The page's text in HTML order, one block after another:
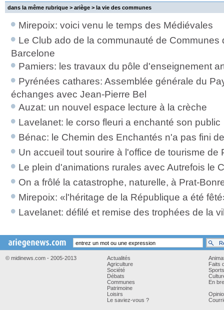
dans la même rubrique > ariège > la vie des communes
Mirepoix: voici venu le temps des Médiévales
Le Club ado de la communauté de
Barcelone
Pamiers: les travaux du pôle d'enseignement
Pyrénées cathares: Assemblée générale du
échanges avec Jean-Pierre Bel
Auzat: un nouvel espace lecture à la crèche
Lavelanet: le corso fleuri a enchanté son public
Bénac: le Chemin des Enchantés n'a pas fini
Un accueil tout sourire à l'office de tourisme de
Le plein d'animations rurales avec Autrefois le
On a frôlé la catastrophe, naturelle, à Prat-
Mirepoix: «l'héritage de la République a été
Lavelanet: défilé et remise des trophées de la
© midinews.com - 2005-2013
Actualités
Agriculture
Société
Débats
Communes
Patrimoine
Loisirs
Le saviez-vous ?
Faits
Sports
En